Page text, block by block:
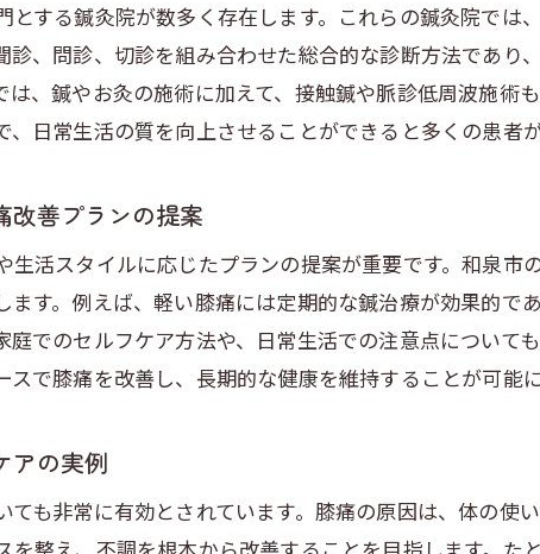
整体とマッサージを組み合わ
ツボ押しと温灸で膝痛を軽減
個々の体質に応じたオーダーメ
とする鍼灸院が数多く存在します。これらの鍼灸院で
診、問診、切診を組み合わせた総合的な診断方法であ
は、鍼やお灸の施術に加えて、接触鍼や脈診低周波施術
日常生活の質を向上させることができると多くの患者が
改善プランの提案
生活スタイルに応じたプランの提案が重要です。和泉
ます。例えば、軽い膝痛には定期的な鍼治療が効果的
でのセルフケア方法や、日常生活での注意点について
で膝痛を改善し、長期的な健康を維持することが可能に
アの実例
ても非常に有効とされています。膝痛の原因は、体の使